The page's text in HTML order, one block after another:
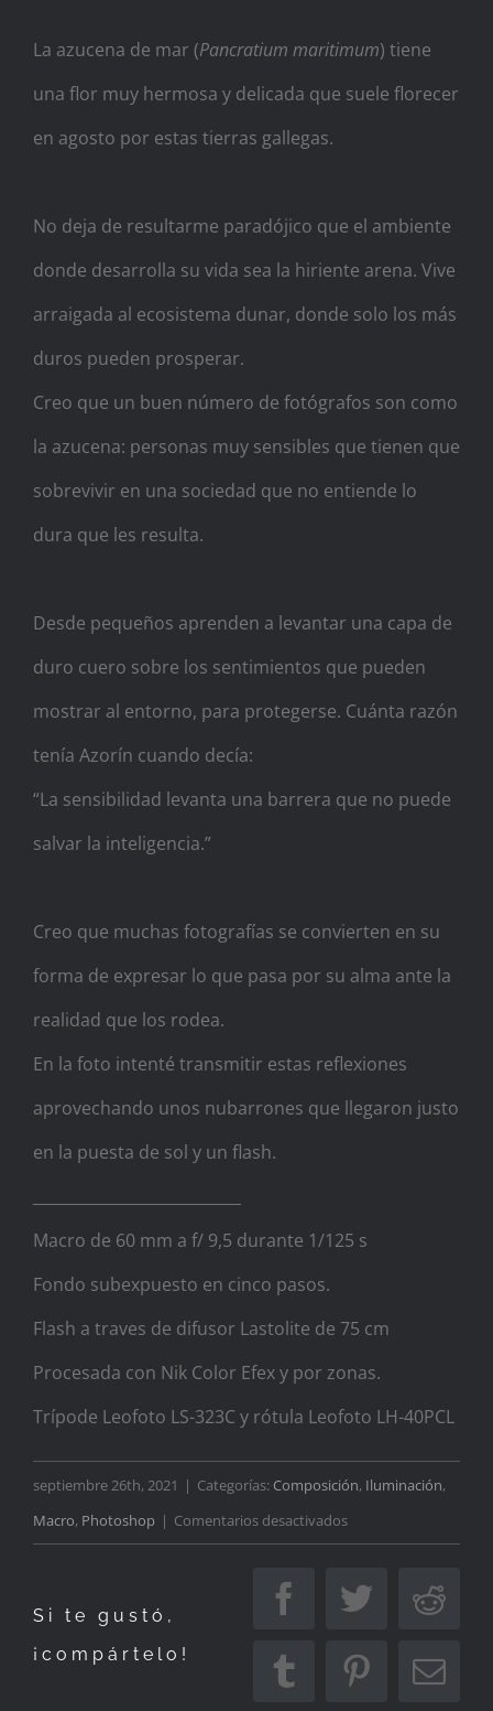
La azucena de mar (Pancratium maritimum) tiene
una flor muy hermosa y delicada que suele florecer
en agosto por estas tierras gallegas.
No deja de resultarme paradójico que el ambiente
donde desarrolla su vida sea la hiriente arena. Vive
arraigada al ecosistema dunar, donde solo los más
duros pueden prosperar.
Creo que un buen número de fotógrafos son como
la azucena: personas muy sensibles que tienen que
sobrevivir en una sociedad que no entiende lo
dura que les resulta.
Desde pequeños aprenden a levantar una capa de
duro cuero sobre los sentimientos que pueden
mostrar al entorno, para protegerse. Cuánta razón
tenía Azorín cuando decía:
“La sensibilidad levanta una barrera que no puede
salvar la inteligencia.”
Creo que muchas fotografías se convierten en su
forma de expresar lo que pasa por su alma ante la
realidad que los rodea.
En la foto intenté transmitir estas reflexiones
aprovechando unos nubarrones que llegaron justo
en la puesta de sol y un flash.
Macro de 60 mm a f/ 9,5 durante 1/125 s
Fondo subexpuesto en cinco pasos.
Flash a traves de difusor Lastolite de 75 cm
Procesada con Nik Color Efex y por zonas.
Trípode Leofoto LS-323C y rótula Leofoto LH-40PCL
septiembre 26th, 2021 | Categorías: Composición, Iluminación,
Macro, Photoshop | Comentarios desactivadosen
Si te gustó,
¡compártelo!
FacebookTwitter
TumblrPinterest